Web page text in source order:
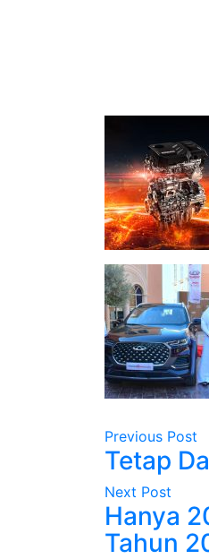
Previous Post
Tetap
Next Post
Hanya
Tahun